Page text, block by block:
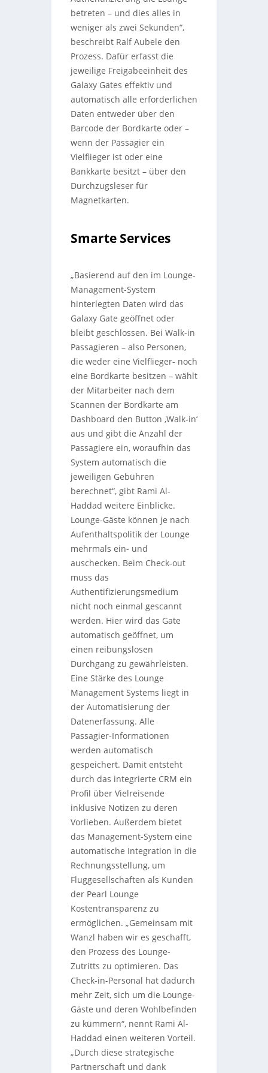
betreten – und dies alles in
weniger als zwei Sekunden“,
beschreibt Ralf Aubele den
Prozess. Dafür erfasst die
jeweilige Freigabeeinheit des
Galaxy Gates effektiv und
automatisch alle erforderlichen
Daten entweder über den
Barcode der Bordkarte oder –
wenn der Passagier ein
Vielflieger ist oder eine
Bankkarte besitzt – über den
Durchzugsleser für
Magnetkarten.
Smarte Services
„Basierend auf den im Lounge-
Management-System
hinterlegten Daten wird das
Galaxy Gate geöffnet oder
bleibt geschlossen. Bei Walk-in
Passagieren – also Personen,
die weder eine Vielflieger- noch
eine Bordkarte besitzen – wählt
der Mitarbeiter nach dem
Scannen der Bordkarte am
Dashboard den Button ‚Walk-in‘
aus und gibt die Anzahl der
Passagiere ein, woraufhin das
System automatisch die
jeweiligen Gebühren
berechnet“, gibt Rami Al-
Haddad weitere Einblicke.
Lounge-Gäste können je nach
Aufenthaltspolitik der Lounge
mehrmals ein- und
auschecken. Beim Check-out
muss das
Authentifizierungsmedium
nicht noch einmal gescannt
werden. Hier wird das Gate
automatisch geöffnet, um
einen reibungslosen
Durchgang zu gewährleisten.
Eine Stärke des Lounge
Management Systems liegt in
der Automatisierung der
Datenerfassung. Alle
Passagier-Informationen
werden automatisch
gespeichert. Damit entsteht
durch das integrierte CRM ein
Profil über Vielreisende
inklusive Notizen zu deren
Vorlieben. Außerdem bietet
das Management-System eine
automatische Integration in die
Rechnungsstellung, um
Fluggesellschaften als Kunden
der Pearl Lounge
Kostentransparenz zu
ermöglichen. „Gemeinsam mit
Wanzl haben wir es geschafft,
den Prozess des Lounge-
Zutritts zu optimieren. Das
Check-in-Personal hat dadurch
mehr Zeit, sich um die Lounge-
Gäste und deren Wohlbefinden
zu kümmern“, nennt Rami Al-
Haddad einen weiteren Vorteil.
„Durch diese strategische
Partnerschaft und dank